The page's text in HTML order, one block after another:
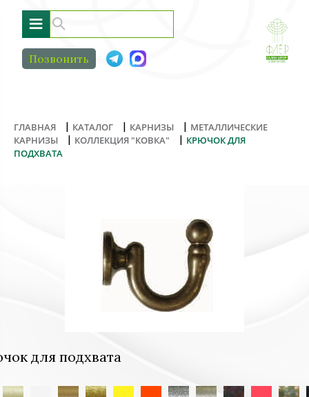
≡
Позвонить
ГЛАВНАЯ | КАТАЛОГ | КАРНИЗЫ | МЕТАЛЛИЧЕСКИЕ
КАРНИЗЫ
| КОЛЛЕКЦИЯ "КОВКА" | КРЮЧОК ДЛЯ
ПОДХВАТА
для подхвата